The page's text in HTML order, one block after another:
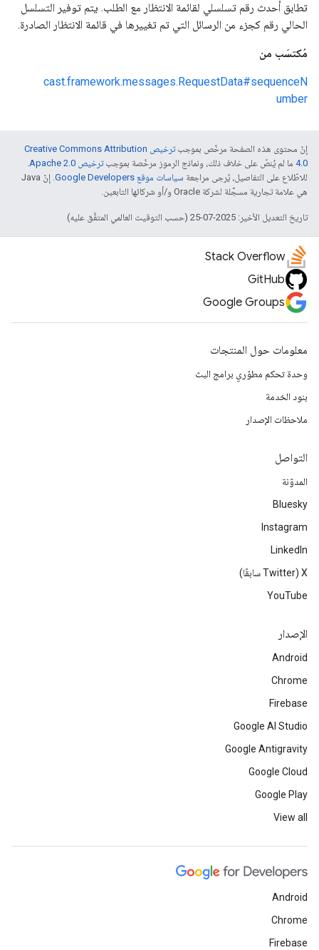
تطابق أحدث رقم تسلسلي لقائمة الانتظار مع الطلب. يتم توفير التسلسل
الحالي رقم كجزء من الرسائل التي تم تغييرها في قائمة الانتظار الصادرة.
مُكتسَب من
cast.framework.messages.RequestData#sequenceN
umber
إنّ محتوى هذه الصفحة مرخّص بموجب
ترخيص Creative Commons Attribution
4.0‏ ما لم يُنصّ على خلاف ذلك، ونماذج الرموز مرخّصة بموجبترخيص Apache 2.0‏
.
للاطّلاع على التفاصيل، يُرجى مراجعة سياسات موقع Google Developers‏
. إنّ Java
هي علامة تجارية مسجَّلة لشركة Oracle و/أو شركائها التابعين.
تاريخ التعديل الأخير: 2025-07-25 (حسب التوقيت العالمي المتفَّق عليه)
Stack Overflow
GitHub
Google Groups
معلومات حول المنتجات
وحدة تحكم مطوّري برامج البث
بنود الخدمة
ملاحظات الإصدار
التواصل
المدوّنة
Bluesky
Instagram
LinkedIn
‫X ‏(Twitter سابقًا)
YouTube
الإصدار
Android
Chrome
Firebase
Google AI Studio
Google Antigravity
Google Cloud
Google Play
View all
Android
Chrome
Firebase